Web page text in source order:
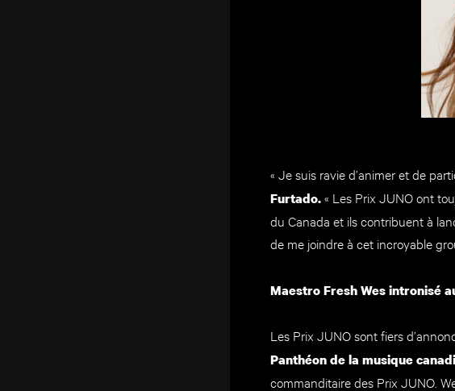
« Je suis ravie d’animer et de
Furtado.« Les Prix JUNO ont
du Canada et ils contribuent à
de me joindre à cet incroyable
Maestro Fresh Wes intronisé
Les Prix JUNO sont fiers
Panthéon de la musique
commanditaire des Prix JUNO.